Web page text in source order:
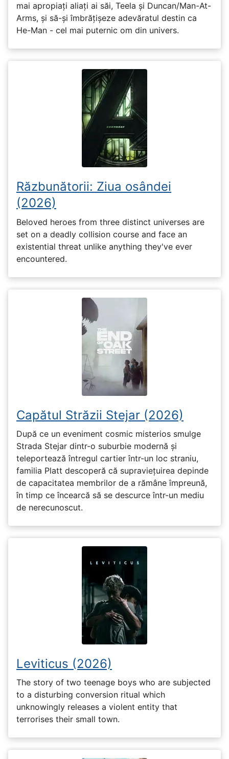
mai apropiați aliați ai săi, Teela și Duncan/Man-At-
Arms, și să-și îmbrățișeze adevăratul destin ca
He-Man - cel mai puternic om din univers.
Răzbunătorii: Ziua osândei
(2026)
Beloved heroes from three distinct universes are
set on a deadly collision course and face an
existential threat unlike anything they've ever
encountered.
Capătul Străzii Stejar (2026)
După ce un eveniment cosmic misterios smulge
Strada Stejar dintr-o suburbie modernă și
teleportează întregul cartier într-un loc straniu,
familia Platt descoperă că supraviețuirea depinde
de capacitatea membrilor de a rămâne împreună,
în timp ce încearcă să se descurce într-un mediu
de nerecunoscut.
Leviticus (2026)
The story of two teenage boys who are subjected
to a disturbing conversion ritual which
unknowingly releases a violent entity that
terrorises their small town.